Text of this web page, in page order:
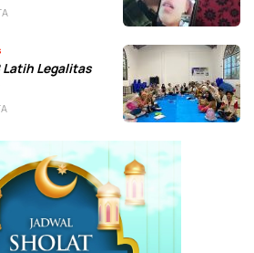
Latih Legalitas